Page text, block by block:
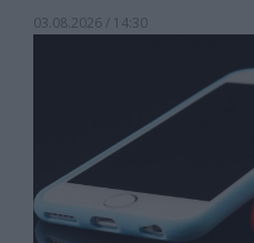
03.08.2026 / 14:30